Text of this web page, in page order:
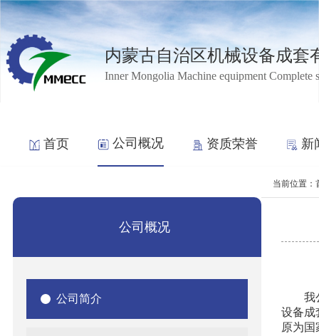
内蒙古自治区机械设备成套
Inner Mongolia Machine equipment Complete
首页 公司概况 资质荣誉 新
公司概况
公司简介
当前位置：
我
设备成
原为